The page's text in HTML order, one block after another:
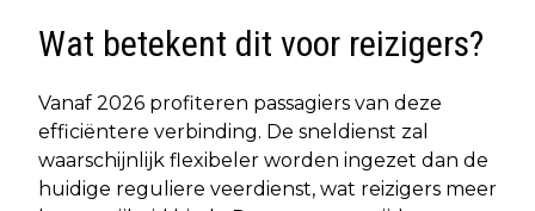
Wat betekent dit voor reizigers?
Vanaf 2026 profiteren passagiers van deze
efficiëntere verbinding. De sneldienst zal
waarschijnlijk flexibeler worden ingezet dan de
huidige reguliere veerdienst, wat reizigers meer